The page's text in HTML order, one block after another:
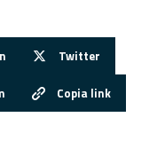
Twitter
Copia link